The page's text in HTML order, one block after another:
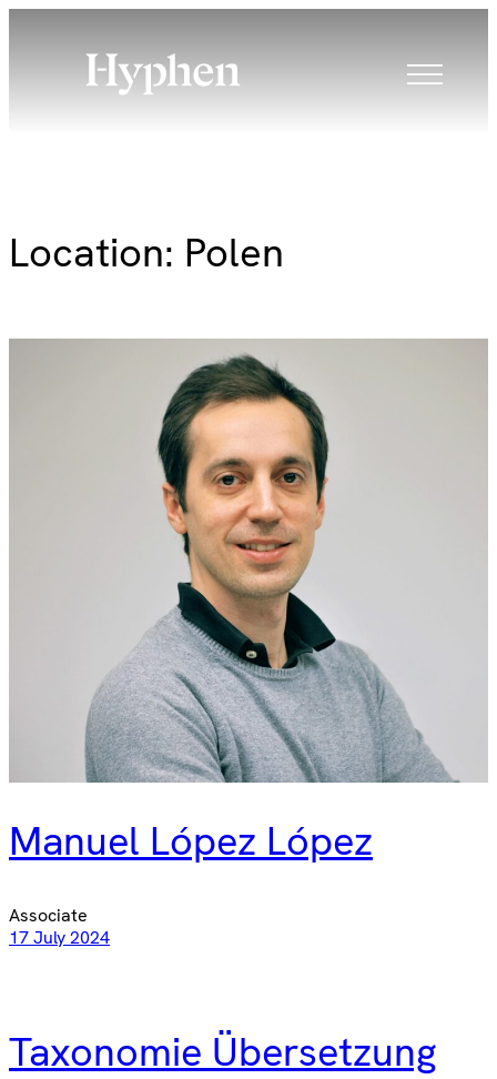
Location: Polen
Manuel López López
Associate
17 July 2024
Taxonomie Übersetzung